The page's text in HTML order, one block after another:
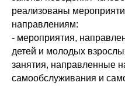
реализованы
направлениям:
- мероприятия,
детей и молодых
занятия, направленные
самообслуживания и